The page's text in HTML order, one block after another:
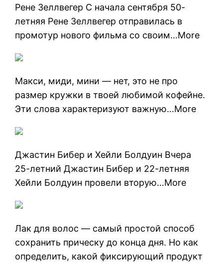
Рене Зеллвегер С начала сентября 50-
летняя Рене Зеллвегер отправилась в
промотур нового фильма со своим…More
Макси, миди, мини — нет, это не про
размер кружки в твоей любимой кофейне.
Эти слова характеризуют важную…More
Джастин Бибер и Хейли Болдуин Вчера
25-летний Джастин Бибер и 22-летняя
Хейли Болдуин провели вторую…More
Лак для волос — самый простой способ
сохранить прическу до конца дня. Но как
определить, какой фиксирующий продукт